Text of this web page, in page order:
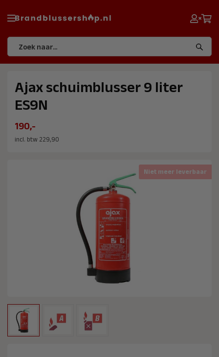
Ajax schuimblusser 9 liter
ES9N
190,-
incl. btw 229,90
Niet meer leverbaar